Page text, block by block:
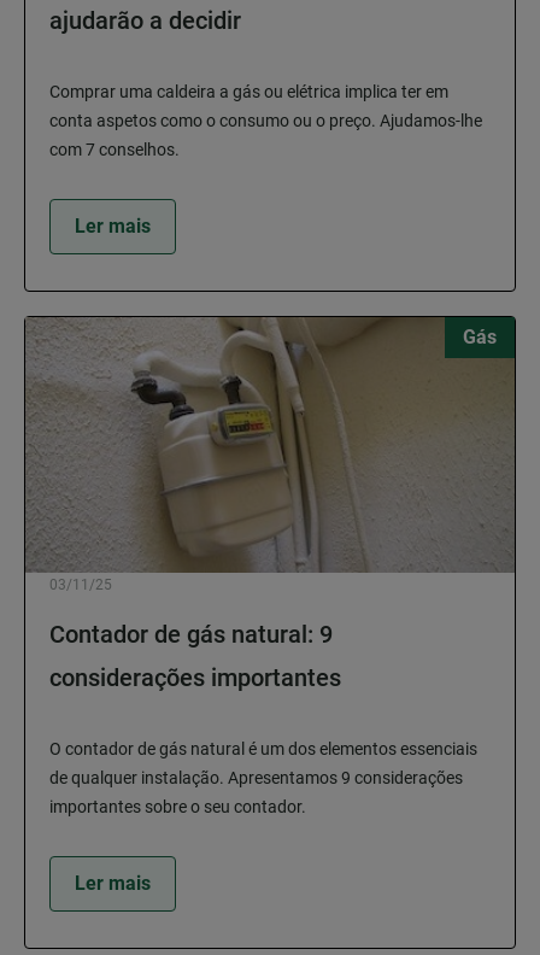
ajudarão a decidir
Comprar uma caldeira a gás ou elétrica implica ter em
conta aspetos como o consumo ou o preço. Ajudamos-lhe
com 7 conselhos.
Ler mais
Gás
03/11/25
Contador de gás natural: 9
considerações importantes
O contador de gás natural é um dos elementos essenciais
de qualquer instalação. Apresentamos 9 considerações
importantes sobre o seu contador.
Ler mais